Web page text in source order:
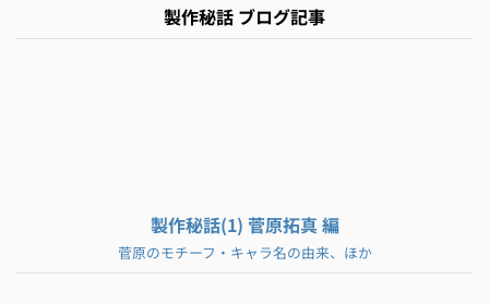
製作秘話 ブログ記事
製作秘話(1) 菅原拓真 編
菅原のモチーフ・キャラ名の由来、ほか